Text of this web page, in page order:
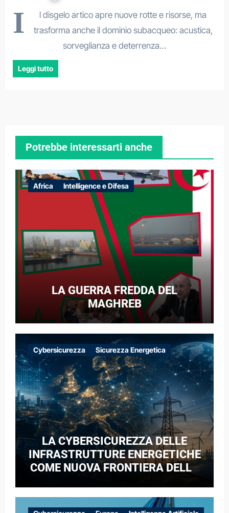
I
l disgelo artico apre nuove rotte e risorse, ma
trasforma anche il dominio subacqueo: acustica,
sorveglianza e deterrenza…
Leggi tutto
Potrebbe interessarti anche
Africa Intelligence e Difesa
LA GUERRA FREDDA DEL
MAGHREB
Cybersicurezza Sicurezza Energetica
LA CYBERSICUREZZA DELLE
INFRASTRUTTURE ENERGETICHE
COME NUOVA FRONTIERA DELLA
CASO DELLE RETI ELETTRICHE
EUROPEE NEL CONTESTO DELLA